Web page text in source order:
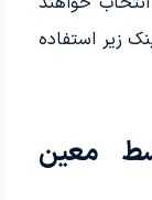
زیر استفاده
معین